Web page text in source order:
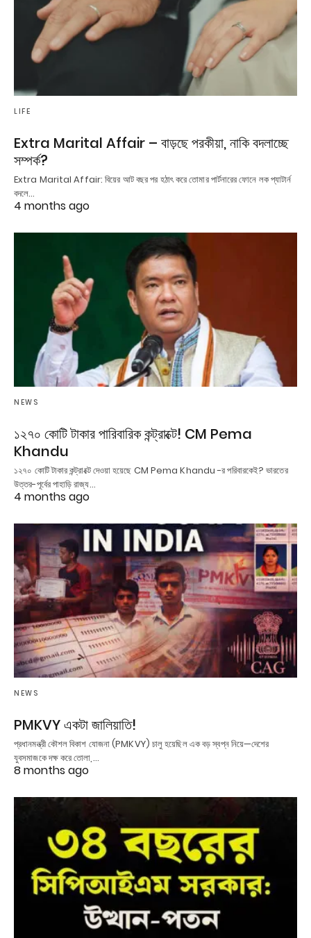
LIFE
Extra Marital Affair – বাড়ছে পরকীয়া, নাকি বদলাচ্ছে
সম্পর্ক?
Extra Marital Affair: বিয়ের আট বছর পর হঠাৎ করে তোমার পার্টনারের ফোনে লক প্যাটার্ন
বদলে…
4 months ago
NEWS
১২৭০ কোটি টাকার পারিবারিক কন্ট্রাক্টে! CM Pema
Khandu
১২৭০ কোটি টাকার কন্ট্রাক্টে দেওয়া হয়েছে CM Pema Khandu -র পরিবারকেই? ভারতের
উত্তর-পূর্বের পাহাড়ি রাজ্য…
4 months ago
NEWS
PMKVY একটা জালিয়াতি!
প্রধানমন্ত্রী কৌশল বিকাশ যোজনা (PMKVY) চালু হয়েছিল এক বড় স্বপ্ন নিয়ে—দেশের
যুবসমাজকে দক্ষ করে তোলা,…
8 months ago